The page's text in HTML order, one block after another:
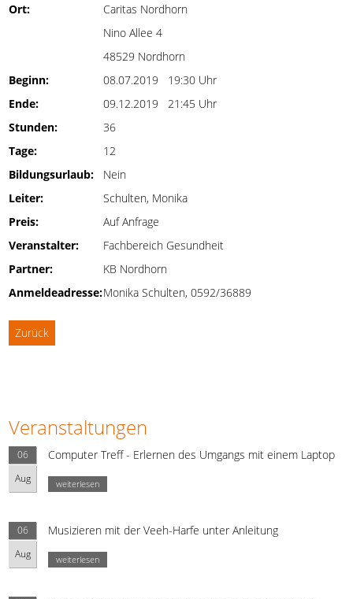
Ort:
Caritas Nordhorn
Nino Allee 4
48529 Nordhorn
Beginn:
08.07.2019 19:30 Uhr
Ende:
09.12.2019 21:45 Uhr
Stunden:
36
Tage:
12
Bildungsurlaub:
Nein
Leiter:
Schulten, Monika
Preis:
Auf Anfrage
Veranstalter:
Fachbereich Gesundheit
Partner:
KB Nordhorn
Anmeldeadresse:Monika Schulten, 0592/36889
Zurück
Veranstaltungen
06
Aug
Computer Treff - Erlernen des Umgangs mit einem Laptop
weiterlesen
06
Aug
Musizieren mit der Veeh-Harfe unter Anleitung
weiterlesen